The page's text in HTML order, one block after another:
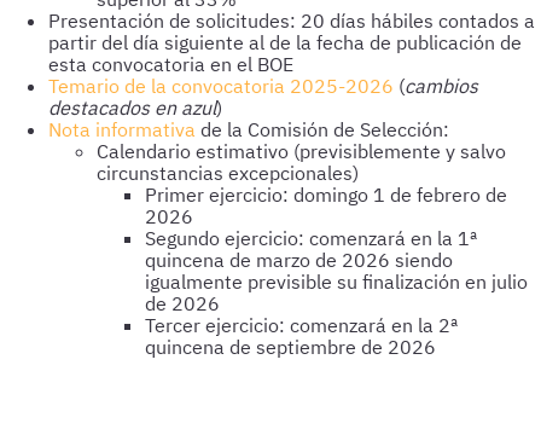
Presentación de solicitudes: 20 días hábiles contados a
partir del día siguiente al de la fecha de publicación de
esta convocatoria en el BOE
Temario de la convocatoria 2025-2026 (cambios
destacados en azul)
Nota informativa de la Comisión de Selección:
Calendario estimativo (previsiblemente y salvo
circunstancias excepcionales)
Primer ejercicio: domingo 1 de febrero de
2026
Segundo ejercicio: comenzará en la 1ª
quincena de marzo de 2026 siendo
igualmente previsible su finalización en julio
de 2026
Tercer ejercicio: comenzará en la 2ª
quincena de septiembre de 2026